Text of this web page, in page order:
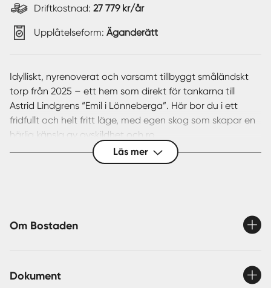
Driftkostnad: 27 779 kr/år
Upplåtelseform: Äganderätt
Idylliskt, nyrenoverat och varsamt tillbyggt småländskt
torp från 2025 – ett hem som direkt för tankarna till
Astrid Lindgrens “Emil i Lönneberga”. Här bor du i ett
fridfullt och helt fritt läge, med egen skog som skapar en
härlig känsla av avskildhet och ro.
Runt knuten väntar naturens alla upplevelser: glittrande
På tomten finns dessutom ett rymligt dubbelgarage,
Ett unikt tillfälle att förverkliga drömmen om ett
Läs mer
Om Bostaden
Dokument